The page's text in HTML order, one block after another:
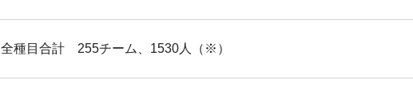
全種目合計 255チーム、1530人（※）